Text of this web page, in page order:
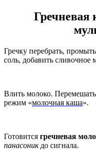
Гречневая
Гречку перебрать,
соль, добавить сливочное
Влить молоко.
режим «молочная каша».
Готовится гречневая
панасоникдо сигнала.